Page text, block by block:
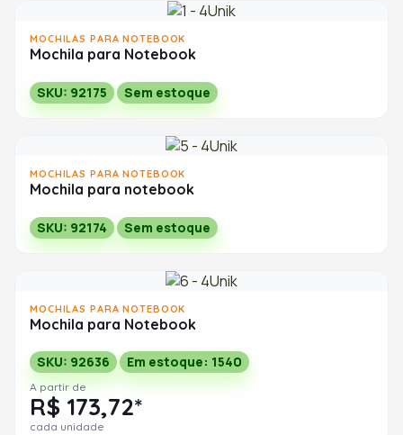
MOCHILAS PARA NOTEBOOK
Mochila para Notebook
SKU: 92175 Sem estoque
MOCHILAS PARA NOTEBOOK
Mochila para notebook
SKU: 92174 Sem estoque
MOCHILAS PARA NOTEBOOK
Mochila para Notebook
SKU: 92636 Em estoque: 1540
A partir de
R$ 173,72*
cada unidade